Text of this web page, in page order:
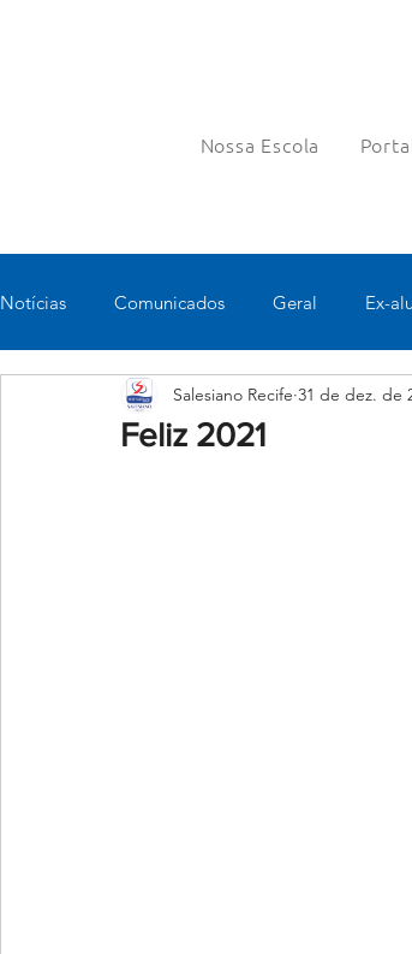
Nossa Escola
Notícias Comunicados Geral Ex-
Fundamental II Ensino Médio
Feliz 2021
Salesiano Recife 31 de dez. de